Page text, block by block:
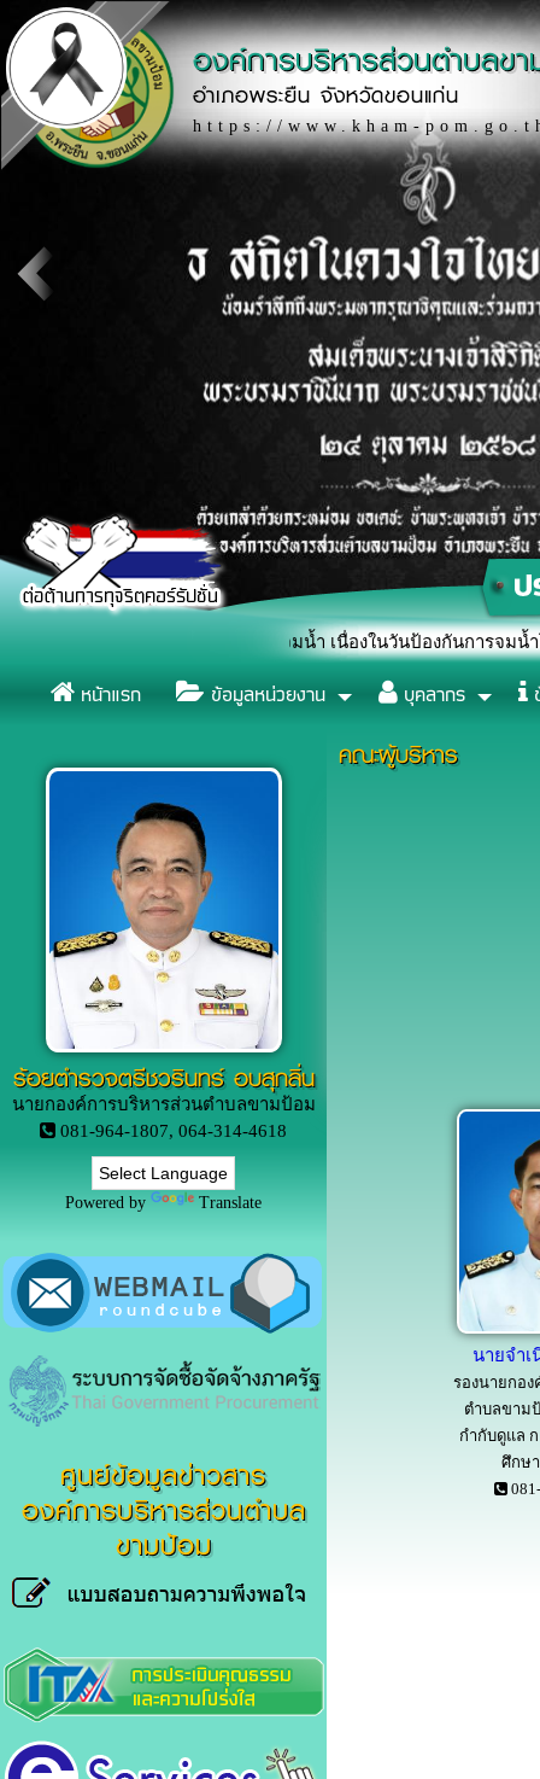
องค์การบริหารส่วนตำบลข
อำเภอพระยืน จังหวัดขอนแก่น
https://www.kham-
ญลักษณ์หยุดยั้งการจมน้ำ เนื่องในวันป้องกันการจมน้ำโลก (World
หน้าแรก ข้อมูลหน่วยงาน บุคลากร
ร้อยตำรวจตรีชวรินทร์ อบสุกลิ่น
นายกองค์การบริหารส่วนตำบลขามป้อม
081-964-1807, 064-314-4618
Powered by Translate
ศูนย์ข้อมูลข่าวสาร
องค์การบริหารส่วนตำบล
ขามป้อม
คณะผู้บริหาร
นายจำ
รองนายกอ
ตำบลขาม
กำกับดูแล
ศึกษ